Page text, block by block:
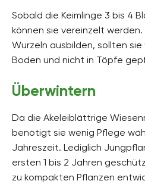
Sobald die Keimlinge 3 bis 4
können sie vereinzelt
Wurzeln ausbilden, sollten
Boden und nicht in Töpfe
Überwintern
Da die Akeleiblättrige
benötigt sie wenig Pflege
Jahreszeit. Lediglich
ersten 1 bis 2 Jahren
zu kompakten Pflanzen